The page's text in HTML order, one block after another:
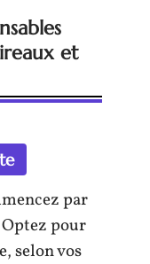
et
par
pour
selon vos